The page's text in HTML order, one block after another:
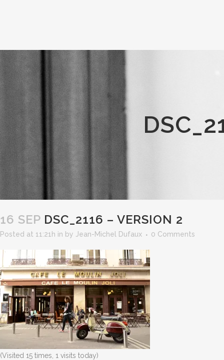
16 SEP DSC_2116 – VERSION 2
Posted at 11:21h in by Jean-Michel Dufaux 0 Comments
(Visited 15 times, 1 visits today)